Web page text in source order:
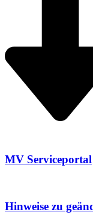
MV Serviceportal
Hinweise zu